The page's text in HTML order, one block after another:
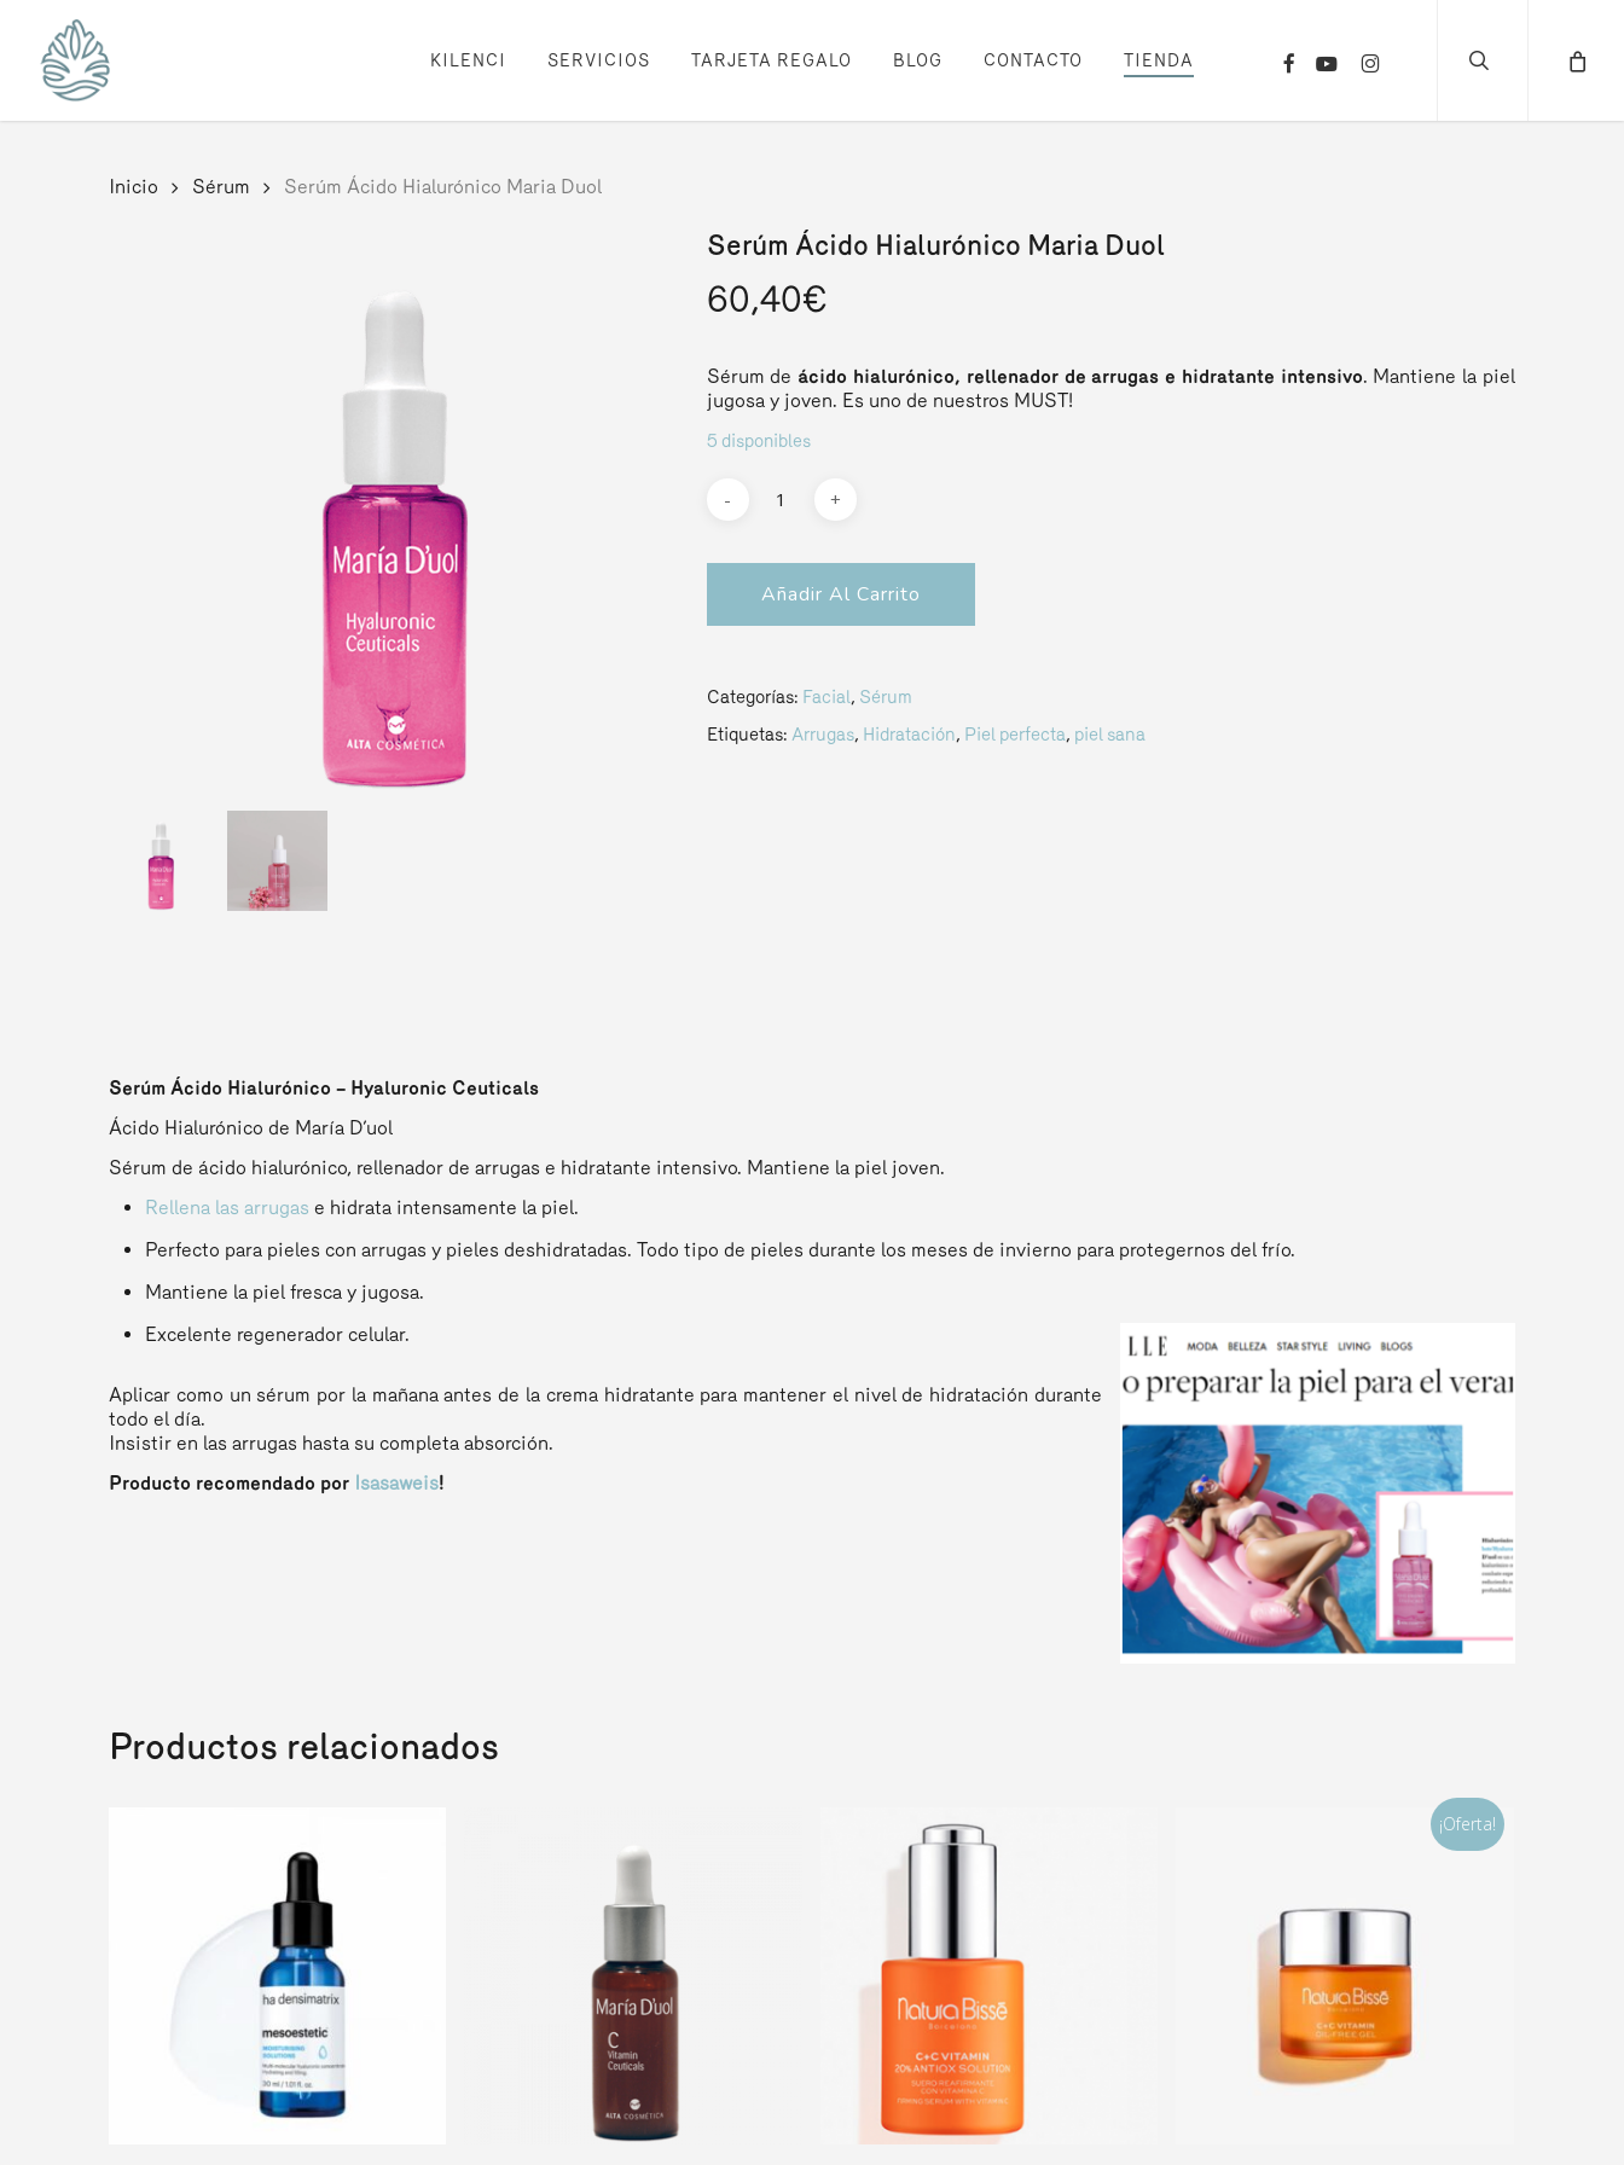
main
content
KILENCI SERVICIOS TARJETA REGALO BLOG CONTACTO TIENDA FACEBOOK
YOUTUBEINSTAGRAM
Inicio Sérum Serúm Ácido Hialurónico Maria Duol
Serúm Ácido Hialurónico Maria Duol
60,40€
Sérum de ácido hialurónico, rellenador de arrugas e hidratante intensivo. Mantiene la piel
jugosa y joven. Es uno de nuestros MUST!
5 disponibles
Añadir Al Carrito
Categorías: Facial, Sérum
Etiquetas: Arrugas, Hidratación, Piel perfecta, piel sana
Serúm Ácido Hialurónico – Hyaluronic Ceuticals
Ácido Hialurónico de María D’uol
Sérum de ácido hialurónico, rellenador de arrugas e hidratante intensivo. Mantiene la piel joven.
Rellena las arrugas e hidrata intensamente la piel.
Perfecto para pieles con arrugas y pieles deshidratadas. Todo tipo de pieles durante los meses de invierno para protegernos del frío.
Mantiene la piel fresca y jugosa.
Excelente regenerador celular.
Aplicar como un sérum por la mañana antes de la crema hidratante para mantener el nivel de hidratación durante
todo el día.
Insistir en las arrugas hasta su completa absorción.
Producto recomendado por Isasaweis!
Productos relacionados
¡Oferta!